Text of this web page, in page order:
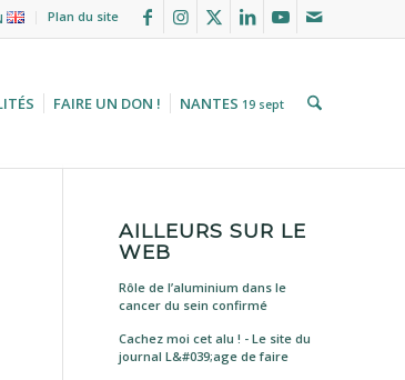
Plan du site
FAIRE UN DON ! NANTES 19 sept
AILLEURS SUR LE
WEB
Rôle de l’aluminium dans le
cancer du sein confirmé
Cachez moi cet alu ! - Le site du
journal L&#039;age de faire